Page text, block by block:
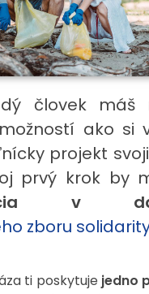
človek máš
ako si
projekt
prvý krok by
v
zboru
ti poskytuje jedno